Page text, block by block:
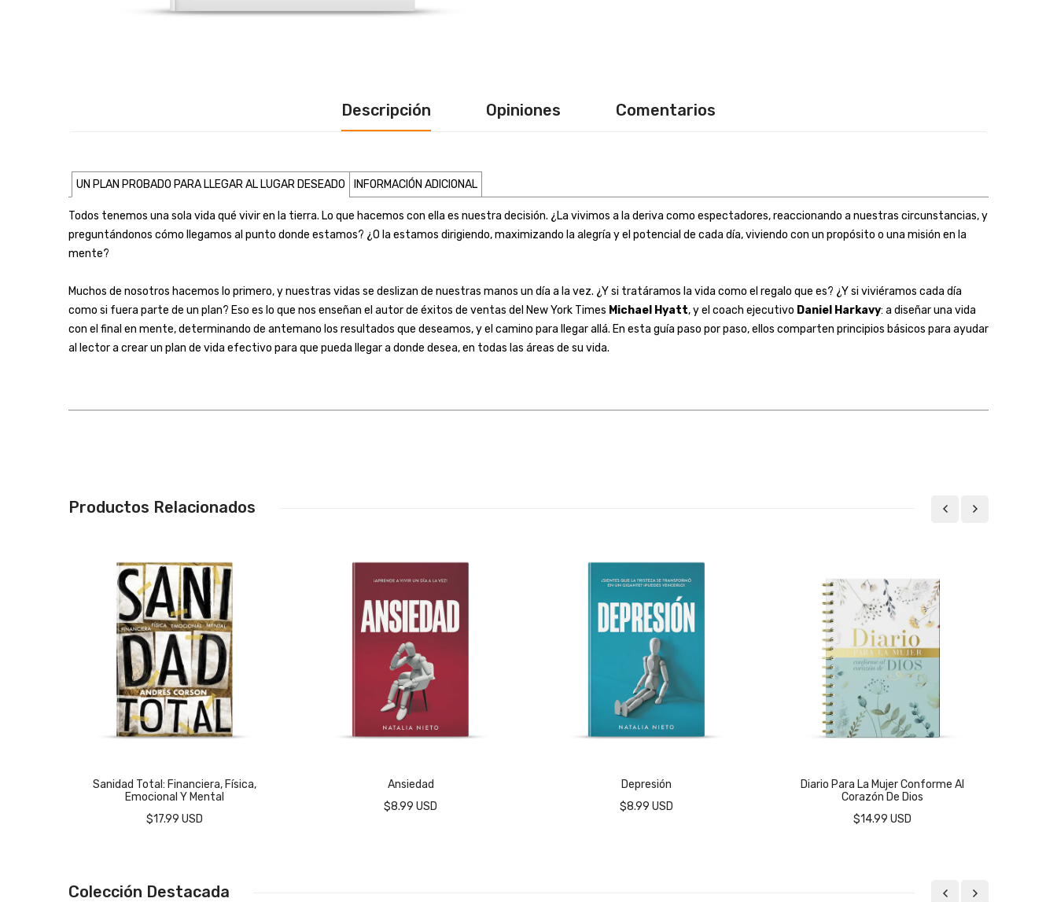
Descripción Opiniones Comentarios
UN PLAN PROBADO PARA LLEGAR AL LUGAR DESEADO INFORMACIÓN ADICIONAL
Todos tenemos una sola vida qué vivir en la tierra. Lo que hacemos con ella es nuestra decisión. ¿La vivimos a la deriva como espectadores, reaccionando a nuestras circunstancias, y
preguntándonos cómo llegamos al punto donde estamos? ¿O la estamos dirigiendo, maximizando la alegría y el potencial de cada día, viviendo con un propósito o una misión en la
mente?
Muchos de nosotros hacemos lo primero, y nuestras vidas se deslizan de nuestras manos un día a la vez. ¿Y si tratáramos la vida como el regalo que es? ¿Y si viviéramos cada día
como si fuera parte de un plan? Eso es lo que nos enseñan el autor de éxitos de ventas del New York Times Michael Hyatt, y el coach ejecutivo Daniel Harkavy: a diseñar una vida
con el final en mente, determinando de antemano los resultados que deseamos, y el camino para llegar allá. En esta guía paso por paso, ellos comparten principios básicos para ayudar
al lector a crear un plan de vida efectivo para que pueda llegar a donde desea, en todas las áreas de su vida.
Productos Relacionados
Sanidad Total: Financiera, Física,
Emocional Y Mental
$17.99 USD
Ansiedad
$8.99 USD
Depresión
$8.99 USD
Diario Para La Mujer Conforme Al
Corazón De Dios
$14.99 USD
Colección Destacada